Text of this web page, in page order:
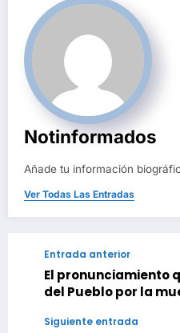
Notinformados
Añade tu información
Ver Todas Las Entradas
Entrada anterior
El pronunciamiento
del Pueblo por la
Siguiente entrada